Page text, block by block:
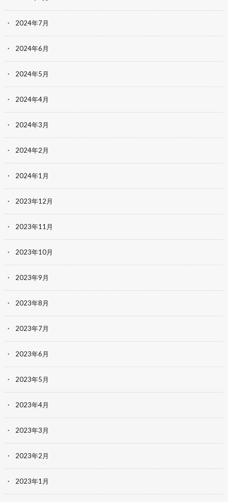
2024年7月
2024年6月
2024年5月
2024年4月
2024年3月
2024年2月
2024年1月
2023年12月
2023年11月
2023年10月
2023年9月
2023年8月
2023年7月
2023年6月
2023年5月
2023年4月
2023年3月
2023年2月
2023年1月